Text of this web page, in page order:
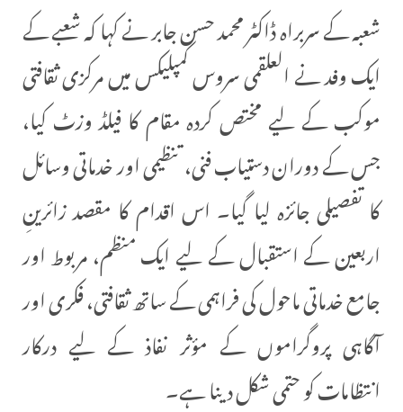
شعبہ کے سربراہ ڈاکٹر محمد حسن جابر نے کہا کہ شعبے کے
ایک وفد نے العلقمی سروس کمپلیکس میں مرکزی ثقافتی
موکب کے لیے مختص کردہ مقام کا فیلڈ وزٹ کیا،
جس کے دوران دستیاب فنی، تنظیمی اور خدماتی وسائل
کا تفصیلی جائزہ لیا گیا۔ اس اقدام کا مقصد زائرینِ
اربعین کے استقبال کے لیے ایک منظم، مربوط اور
جامع خدماتی ماحول کی فراہمی کے ساتھ ثقافتی، فکری اور
آگاہی پروگراموں کے مؤثر نفاذ کے لیے درکار
انتظامات کو حتمی شکل دینا ہے۔